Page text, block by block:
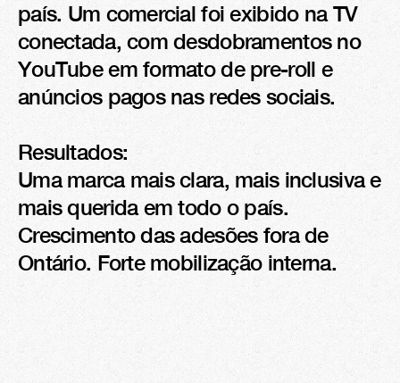
país. Um comercial foi exibido na TV
conectada, com desdobramentos no
YouTube em formato de pre-roll e
anúncios pagos nas redes sociais.
Resultados:
Uma marca mais clara, mais inclusiva e
mais querida em todo o país.
Crescimento das adesões fora de
Ontário. Forte mobilização interna.